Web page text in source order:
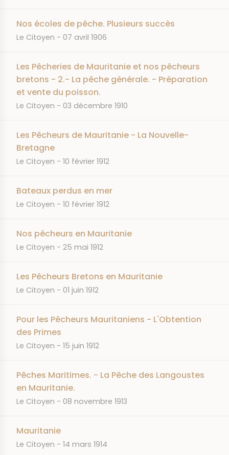
Nos écoles de pêche. Plusieurs succès
JOURNAL
Le Citoyen DATE
07 avril 1906
Les Pêcheries de Mauritanie et nos pêcheurs
bretons - 2.- La pêche générale. - Préparation
et vente du poisson.
JOURNAL
Le Citoyen DATE
03 décembre 1910
Les Pêcheurs de Mauritanie - La Nouvelle-
Bretagne
JOURNAL
Le Citoyen DATE
10 février 1912
Bateaux perdus en mer
JOURNAL
Le Citoyen DATE
10 février 1912
Nos pêcheurs en Mauritanie
JOURNAL
Le Citoyen DATE
25 mai 1912
Les Pêcheurs Bretons en Mauritanie
JOURNAL
Le Citoyen DATE
01 juin 1912
Pour les Pêcheurs Mauritaniens - L'Obtention
des Primes
JOURNAL
Le Citoyen DATE
15 juin 1912
Pêches Maritimes. - La Pêche des Langoustes
en Mauritanie.
JOURNAL
Le Citoyen DATE
08 novembre 1913
Mauritanie
JOURNAL
Le Citoyen DATE
14 mars 1914